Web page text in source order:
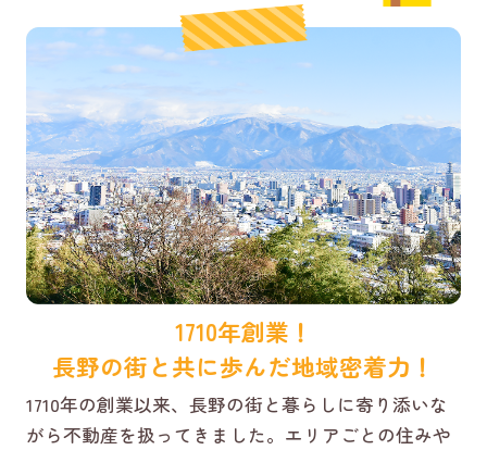
1710年創業！
長野の街と共に歩んだ地域密着力！
1710年の創業以来、長野の街と暮らしに寄り添いな
がら不動産を扱ってきました。エリアごとの住みや